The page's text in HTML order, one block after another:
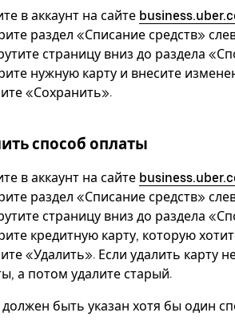
в аккаунт на сайте
раздел «Списание средств»
страницу вниз до раздела
нужную карту и внесите
«Сохранить».
способ оплаты
в аккаунт на сайте
раздел «Списание средств»
страницу вниз до раздела
кредитную карту, которую
«Удалить». Если удалить карту
а потом удалите старый.
должен быть указан хотя бы один